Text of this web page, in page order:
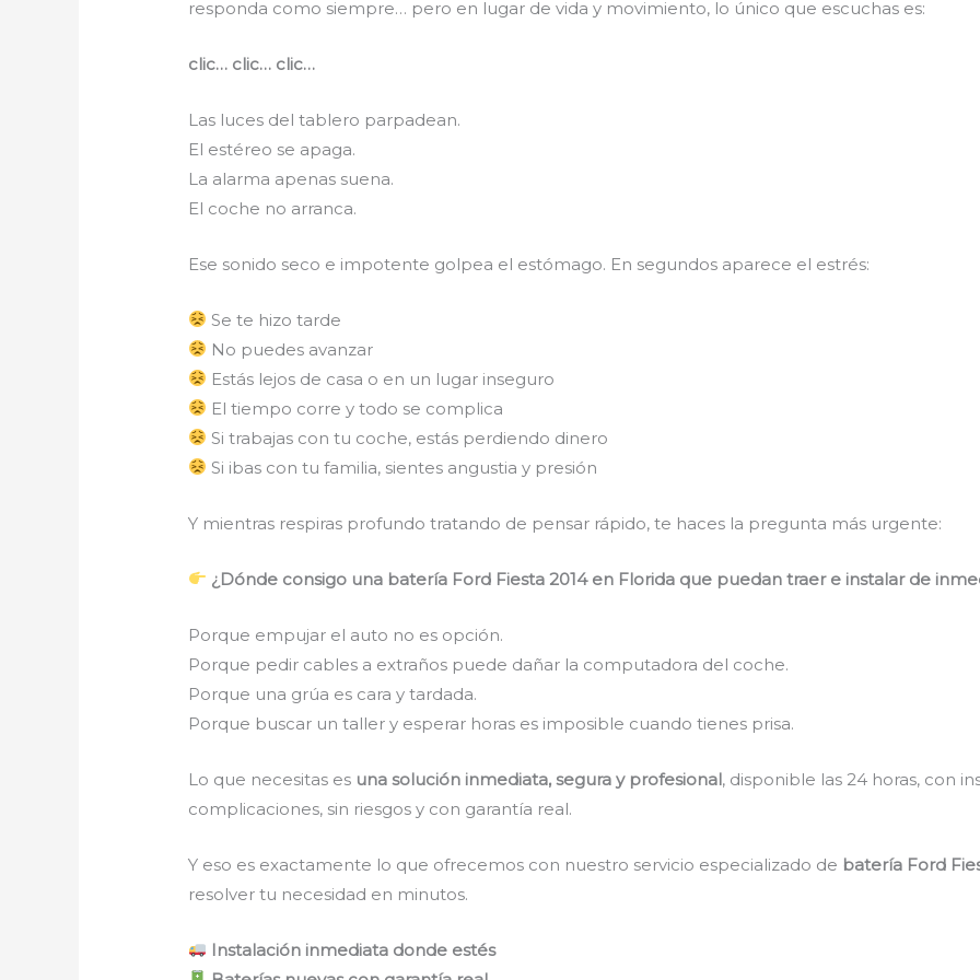
responda como siempre… pero en lugar de vida y movimiento, lo único que escuchas es:
clic… clic… clic…
Las luces del tablero parpadean.
El estéreo se apaga.
La alarma apenas suena.
El coche no arranca.
Ese sonido seco e impotente golpea el estómago. En segundos aparece el estrés:
Se te hizo tarde
No puedes avanzar
Estás lejos de casa o en un lugar inseguro
El tiempo corre y todo se complica
Si trabajas con tu coche, estás perdiendo dinero
Si ibas con tu familia, sientes angustia y presión
Y mientras respiras profundo tratando de pensar rápido, te haces la pregunta más urgente:
¿Dónde consigo una batería Ford Fiesta 2014 en Florida que puedan traer e instalar de
Porque empujar el auto no es opción.
Porque pedir cables a extraños puede dañar la computadora del coche.
Porque una grúa es cara y tardada.
Porque buscar un taller y esperar horas es imposible cuando tienes prisa.
Lo que necesitas es una solución inmediata, segura y profesional, disponible las 24 horas, con
complicaciones, sin riesgos y con garantía real.
Y eso es exactamente lo que ofrecemos con nuestro servicio especializado de batería Ford
resolver tu necesidad en minutos.
Instalación inmediata donde estés